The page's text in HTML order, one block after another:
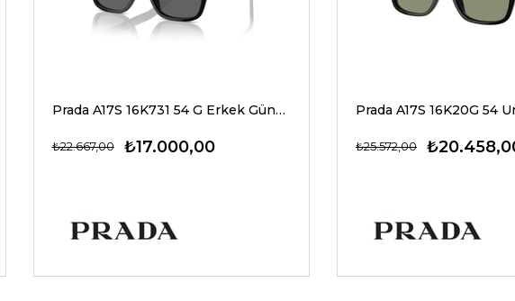
Prada A17S 16K731 54 G Erkek Güneş Gözlükleri
₺17.000,00
₺22.667,00 ₺25.572,00